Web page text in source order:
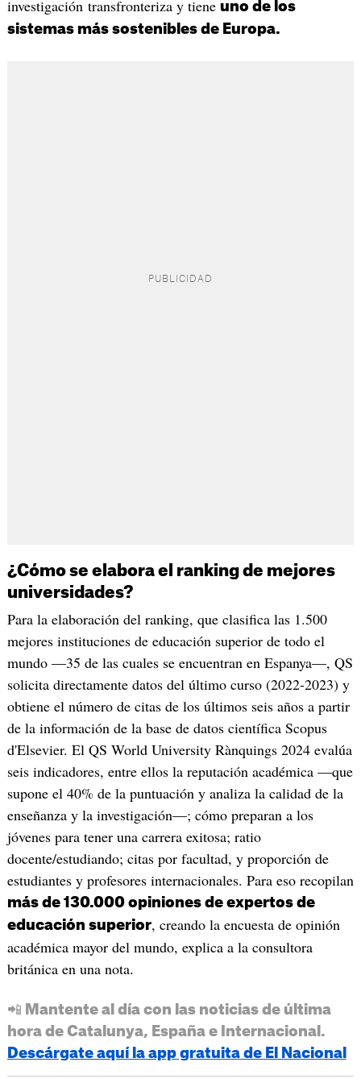
investigación transfronteriza y tiene uno de los
sistemas más sostenibles de Europa.
¿Cómo se elabora el ranking de mejores
universidades?
Para la elaboración del ranking, que clasifica las 1.500
mejores instituciones de educación superior de todo el
mundo —35 de las cuales se encuentran en Espanya—, QS
solicita directamente datos del último curso (2022-2023) y
obtiene el número de citas de los últimos seis años a partir
de la información de la base de datos científica Scopus
d'Elsevier. El QS World University Rànquings 2024 evalúa
seis indicadores, entre ellos la reputación académica —que
supone el 40% de la puntuación y analiza la calidad de la
enseñanza y la investigación—; cómo preparan a los
jóvenes para tener una carrera exitosa; ratio
docente/estudiando; citas por facultad, y proporción de
estudiantes y profesores internacionales. Para eso recopilan
más de 130.000 opiniones de expertos de
educación superior, creando la encuesta de opinión
académica mayor del mundo, explica a la consultora
británica en una nota.
📲 Mantente al día con las noticias de última
hora de Catalunya, España e Internacional.
Descárgate aquí la app gratuita de El Nacional